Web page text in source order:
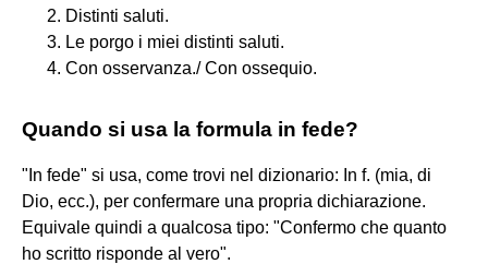
Distinti saluti.
Le porgo i miei distinti saluti.
Con osservanza./ Con ossequio.
Quando si usa la formula in fede?
"In fede" si usa, come trovi nel dizionario: In f. (mia, di
Dio, ecc.), per confermare una propria dichiarazione.
Equivale quindi a qualcosa tipo: "Confermo che quanto
ho scritto risponde al vero".